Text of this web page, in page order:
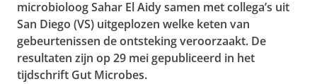
microbioloog Sahar El Aidy samen met collega’s uit
San Diego (VS) uitgeplozen welke keten van
gebeurtenissen de ontsteking veroorzaakt. De
resultaten zijn op 29 mei gepubliceerd in het
tijdschrift Gut Microbes.